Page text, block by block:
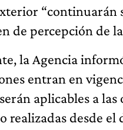
“continuarán
de percepción de la
la Agencia
entran en
aplicables a las
realizadas desde el